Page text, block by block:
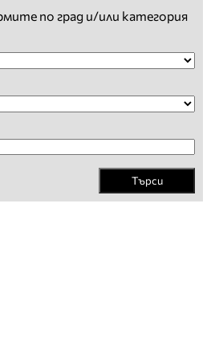
по град и/или категория
Търси